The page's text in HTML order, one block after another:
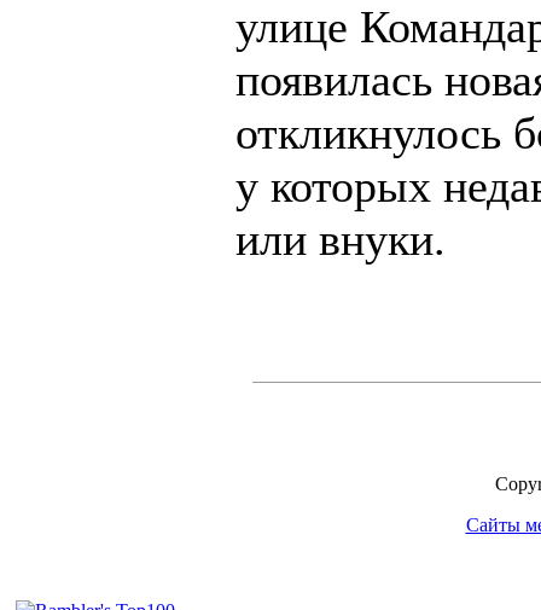
улице
появилась
откликнулось
у которых
или внуки.
Сайты